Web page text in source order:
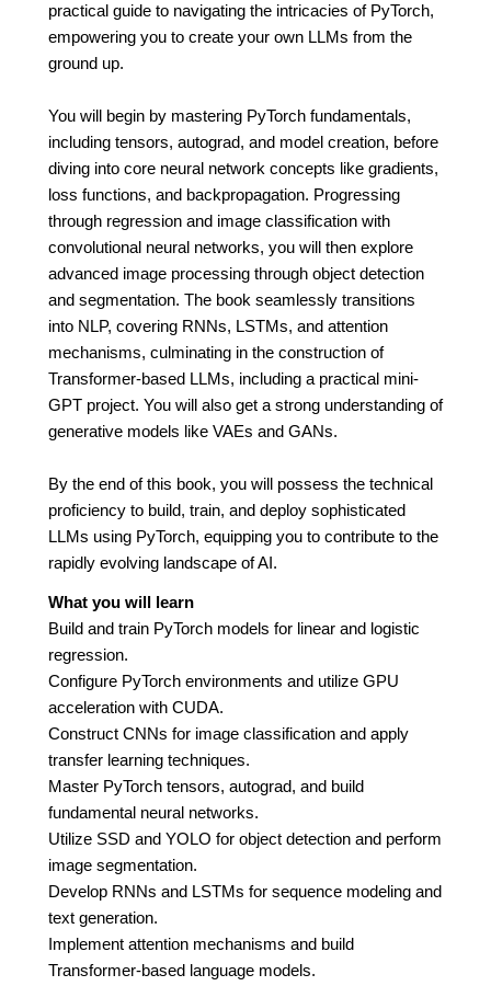
practical guide to navigating the intricacies of PyTorch,
empowering you to create your own LLMs from the
ground up.
You will begin by mastering PyTorch fundamentals,
including tensors, autograd, and model creation, before
diving into core neural network concepts like gradients,
loss functions, and backpropagation. Progressing
through regression and image classification with
convolutional neural networks, you will then explore
advanced image processing through object detection
and segmentation. The book seamlessly transitions
into NLP, covering RNNs, LSTMs, and attention
mechanisms, culminating in the construction of
Transformer-based LLMs, including a practical mini-
GPT project. You will also get a strong understanding of
generative models like VAEs and GANs.
By the end of this book, you will possess the technical
proficiency to build, train, and deploy sophisticated
LLMs using PyTorch, equipping you to contribute to the
rapidly evolving landscape of AI.
What you will learn
Build and train PyTorch models for linear and logistic
regression.
Configure PyTorch environments and utilize GPU
acceleration with CUDA.
Construct CNNs for image classification and apply
transfer learning techniques.
Master PyTorch tensors, autograd, and build
fundamental neural networks.
Utilize SSD and YOLO for object detection and perform
image segmentation.
Develop RNNs and LSTMs for sequence modeling and
text generation.
Implement attention mechanisms and build
Transformer-based language models.